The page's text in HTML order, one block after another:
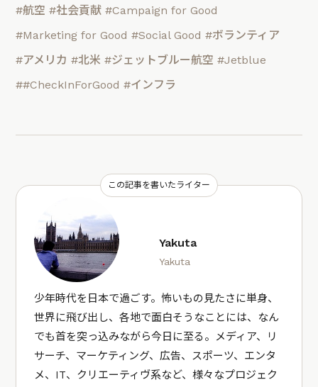
#航空 #社会貢献 #Campaign for Good
#Marketing for Good #Social Good #ボランティア
#アメリカ #北米 #ジェットブルー航空 #Jetblue
##CheckInForGood #インフラ
この記事を書いたライター
Yakuta
Yakuta
少年時代を日本で過ごす。怖いもの見たさに単身、
世界に飛び出し、各地で面白そうなことには、なん
でも首を突っ込みながら今日に至る。メディア、リ
サーチ、マーケティング、広告、スポーツ、エンタ
メ、IT、クリエーティヴ系など、様々なプロジェク